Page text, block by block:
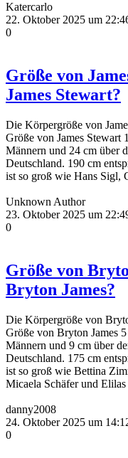
Katercarlo
22. Oktober 2025 um
0
Größe von
James Stewart?
Die Körpergröße von
Größe von James Stewart
Männern und 24 cm über
Deutschland. 190 cm
ist so groß wie Hans Sigl,
Unknown Author
23. Oktober 2025 um
0
Größe von
Bryton James?
Die Körpergröße von
Größe von Bryton James
Männern und 9 cm über
Deutschland. 175 cm
ist so groß wie Bettina
Micaela Schäfer und
danny2008
24. Oktober 2025 um
0